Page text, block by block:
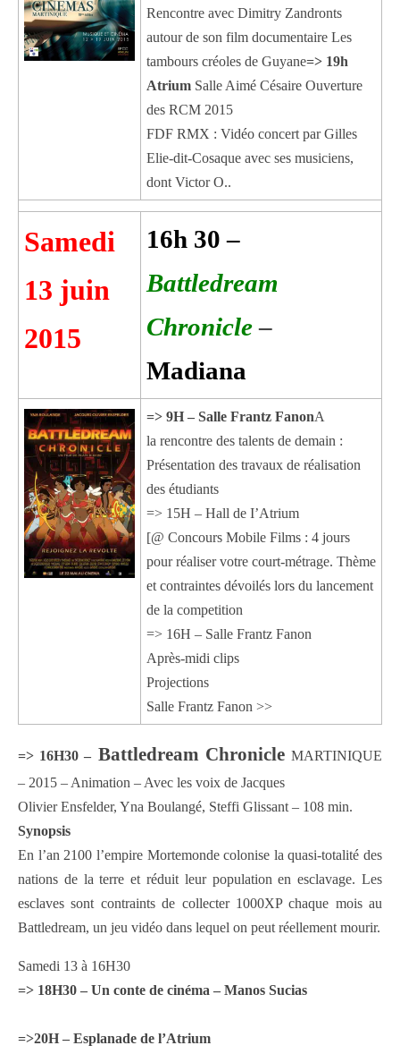
Rencontre avec Dimitry Zandronts
autour de son film documentaire Les
tambours créoles de Guyane=> 19h
Atrium Salle Aimé Césaire Ouverture
des RCM 2015
FDF RMX : Vidéo concert par Gilles
Elie-dit-Cosaque avec ses musiciens,
dont Victor O..
Samedi
13 juin
2015
16h 30 –
Battledream
Chronicle–
Madiana
=> 9H – Salle Frantz FanonA
la rencontre des talents de demain :
Présentation des travaux de réalisation
des étudiants
=> 15H – Hall de I’Atrium
[@ Concours Mobile Films : 4 jours
pour réaliser votre court-métrage. Thème
et contraintes dévoilés lors du lancement
de la competition
=> 16H – Salle Frantz Fanon
Après-midi clips
Projections
Salle Frantz Fanon >>
=> 16H30 – Battledream ChronicleMARTINIQUE
– 2015 – Animation – Avec les voix de Jacques
Olivier Ensfelder, Yna Boulangé, Steffi Glissant – 108 min.
Synopsis
En l’an 2100 l’empire Mortemonde colonise la quasi-totalité des
nations de la terre et réduit leur population en esclavage. Les
esclaves sont contraints de collecter 1000XP chaque mois au
Battledream, un jeu vidéo dans lequel on peut réellement mourir.
Samedi 13 à 16H30
=> 18H30 – Un conte de cinéma – Manos Sucias
=>20H – Esplanade de l’Atrium